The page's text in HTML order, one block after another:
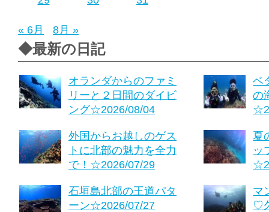
« 6月 8月 »
◆最新の日記
オランダからのファミ
リーと２日間のダイビ
ング☆2026/08/04
ベ
の
外国からお越しのゲス
トに北部の魅力を全力
で！☆2026/07/29
夏
ッ
石垣島北部の王道パタ
ーン☆2026/07/27
マ
♡